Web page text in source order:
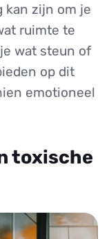
kan zijn om je
ruimte te
wat steun of
op dit
emotioneel
toxische